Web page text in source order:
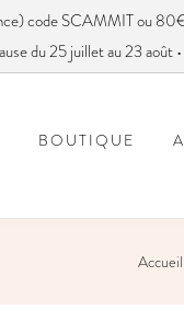
code SCAMMIT ou
du 25 juillet au 23 août
BOUTIQUE
Accueil